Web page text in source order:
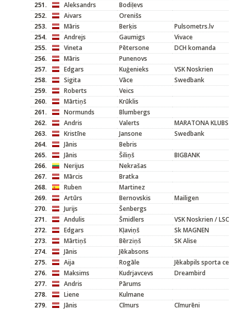
251.
Aleksandrs
Bodiļevs
252.
Aivars
Orenišs
253.
Māris Berķis
Pulsometrs.lv
254.
Andrejs Gaumigs
Vivace
255.
Vineta Pētersone
DCH komanda
256.
Māris
Punenovs
257.
Edgars Kuģenieks
VSK Noskrien
258.
Sigita Vāce
Swedbank
259.
Roberts
Veics
260.
Mārtiņš
Krūklis
261.
Normunds
Blumbergs
262.
Andris Valerts
MARATONA KLUBS
263.
Kristīne Jansone
Swedbank
264.
Jānis
Bebris
265.
Jānis Šiliņš
BIGBANK
266.
Nerijus
Nekrašas
267.
Mārcis
Bratka
268.
Ruben
Martinez
269.
Artūrs Bernovskis
Mailigen
270.
Jurijs
Šenbergs
271.
Andulis Šmidlers
VSK Noskrien / LSC
272.
Edgars Kļaviņš
Sk MAGNEN
273.
Mārtiņš Bērziņš
SK Alise
274.
Jānis
Jēkabsons
275.
Aija Rogāle
Jēkabpils sporta
276.
Maksims Kudrjavcevs
Dreambird
277.
Andris
Pārums
278.
Liene
Kulmane
279.
Jānis Cīmurs
Cīmurēni